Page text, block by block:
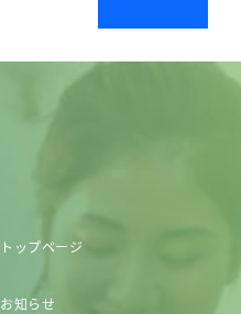
トップページ
お知らせ